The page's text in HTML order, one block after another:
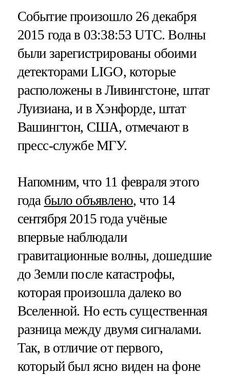
Событие произошло 26 декабря
2015 года в 03:38:53 UTC. Волны
были зарегистрированы обоими
детекторами LIGO, которые
расположены в Ливингстоне, штат
Луизиана, и в Хэнфорде, штат
Вашингтон, США, отмечают в
пресс-службе МГУ.
Напомним, что 11 февраля этого
года было объявлено, что 14
сентября 2015 года учёные
впервые наблюдали
гравитационные волны, дошедшие
до Земли после катастрофы,
которая произошла далеко во
Вселенной. Но есть существенная
разница между двумя сигналами.
Так, в отличие от первого,
который был ясно виден на фоне